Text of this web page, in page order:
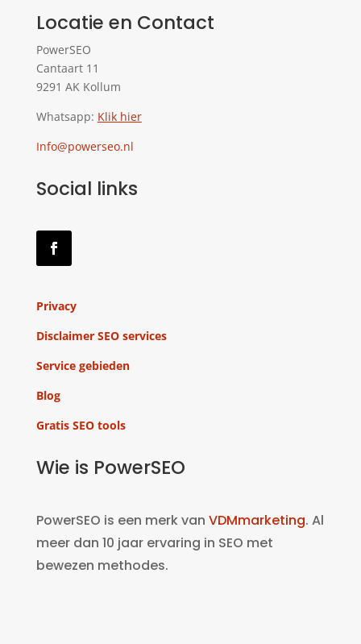
Locatie en Contact
PowerSEO
Cantaart 11
9291 AK Kollum
Whatsapp: Klik hier
Info@powerseo.nl
Social links
Privacy
Disclaimer SEO services
Service gebieden
Blog
Gratis SEO tools
Wie is PowerSEO
PowerSEO is een merk van VDMmarketing. Al
meer dan 10 jaar ervaring in SEO met
bewezen methodes.